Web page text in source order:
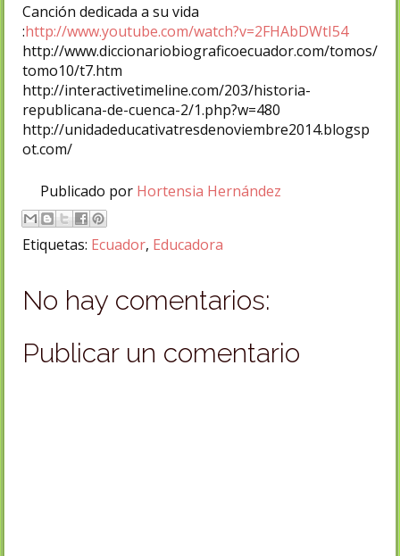
Canción dedicada a su vida
:http://www.youtube.com/watch?v=2FHAbDWtI54
http://www.diccionariobiograficoecuador.com/tomos/
tomo10/t7.htm
http://interactivetimeline.com/203/historia-
republicana-de-cuenca-2/1.php?w=480
http://unidadeducativatresdenoviembre2014.blogsp
ot.com/
Publicado por Hortensia Hernández
Etiquetas: Ecuador, Educadora
No hay comentarios:
Publicar un comentario